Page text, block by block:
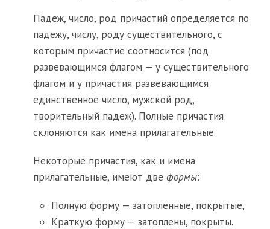
Падеж, число, род причастий определяется по
падежу, числу, роду существительного, с
которым причастие соотносится (под
развевающимся флагом — у существительного
флагом и у причастия развевающимся
единственное число, мужской род,
творительный падеж). Полные причастия
склоняются как имена прилагательные.
Некоторые причастия, как и имена
прилагательные, имеют две формы:
Полную форму — затопленные, покрытые,
Краткую форму — затоплены, покрыты.